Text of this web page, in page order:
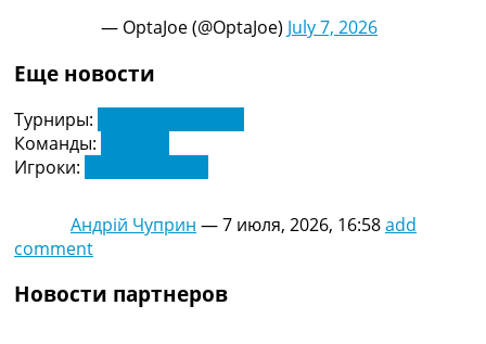
— OptaJoe (@OptaJoe) July 7, 2026
Еще новости
Турниры:
Команды:
Игроки:
Андрій Чуприн —7 июля, 2026, 16:58add
comment
Новости партнеров